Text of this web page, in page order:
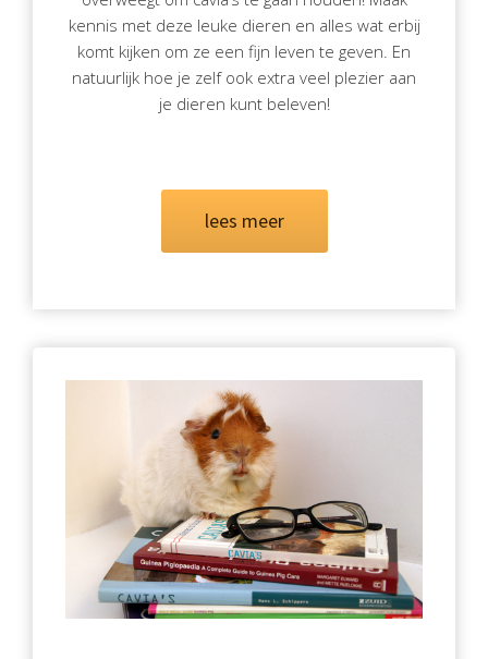
kennis met deze leuke dieren en alles wat erbij
komt kijken om ze een fijn leven te geven. En
natuurlijk hoe je zelf ook extra veel plezier aan
je dieren kunt beleven!
lees meer